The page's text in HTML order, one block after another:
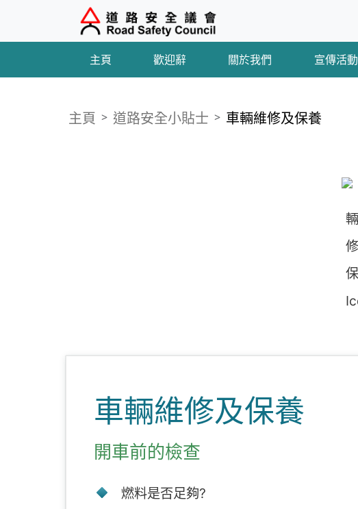
主頁 歡迎辭 關於我們 宣傳活動
主頁 道路安全小貼士 車輛維修及保養
車輛維修及保養
開車前的檢查
燃料是否足夠?